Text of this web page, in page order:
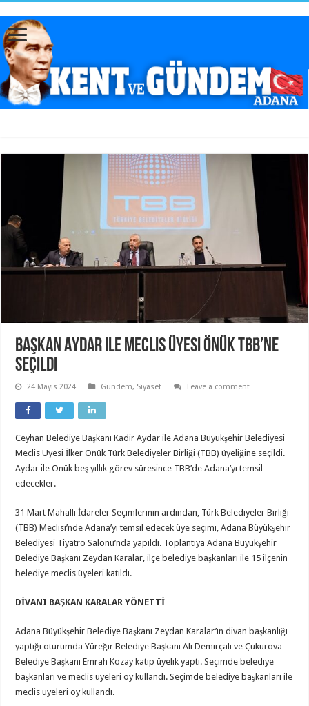
Başkan Aydar ile Meclis Üyesi Önük TBB’ne
seçildi
24 Mayıs 2024 Gündem, Siyaset Leave a comment
Ceyhan Belediye Başkanı Kadir Aydar ile Adana Büyükşehir Belediyesi
Meclis Üyesi İlker Önük Türk Belediyeler Birliği (TBB) üyeliğine seçildi.
Aydar ile Önük beş yıllık görev süresince TBB’de Adana’yı temsil
edecekler.
31 Mart Mahalli İdareler Seçimlerinin ardından, Türk Belediyeler Birliği
(TBB) Meclisi’nde Adana’yı temsil edecek üye seçimi, Adana Büyükşehir
Belediyesi Tiyatro Salonu’nda yapıldı. Toplantıya Adana Büyükşehir
Belediye Başkanı Zeydan Karalar, ilçe belediye başkanları ile 15 ilçenin
belediye meclis üyeleri katıldı.
DİVANI BAŞKAN KARALAR YÖNETTİ
Adana Büyükşehir Belediye Başkanı Zeydan Karalar’ın divan başkanlığı
yaptığı oturumda Yüreğir Belediye Başkanı Ali Demirçalı ve Çukurova
Belediye Başkanı Emrah Kozay katip üyelik yaptı. Seçimde belediye
başkanları ve meclis üyeleri oy kullandı. Seçimde belediye başkanları ile
meclis üyeleri oy kullandı.